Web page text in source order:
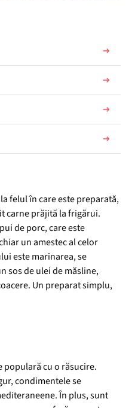
felul în care este preparată,
carne prăjită la frigărui.
de porc, care este
un amestec al celor
este marinarea, se
sos de ulei de măsline,
Un preparat simplu,
populară cu o răsucire.
condimentele se
În plus, sunt